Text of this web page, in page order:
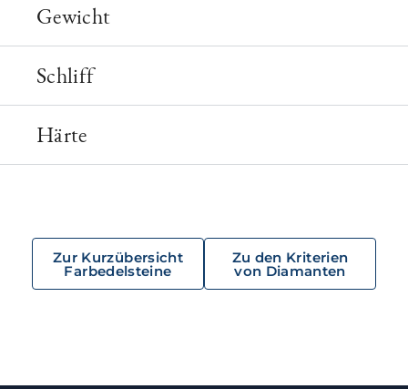
Gewicht
Schliff
Härte
Zur Kurzübersicht
Farbedelsteine
Zu den Kriterien
von Diamanten